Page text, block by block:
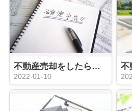
不動産売却をしたら確定申告は必要？必要書類や申告期間もご紹介！
2022-01-10